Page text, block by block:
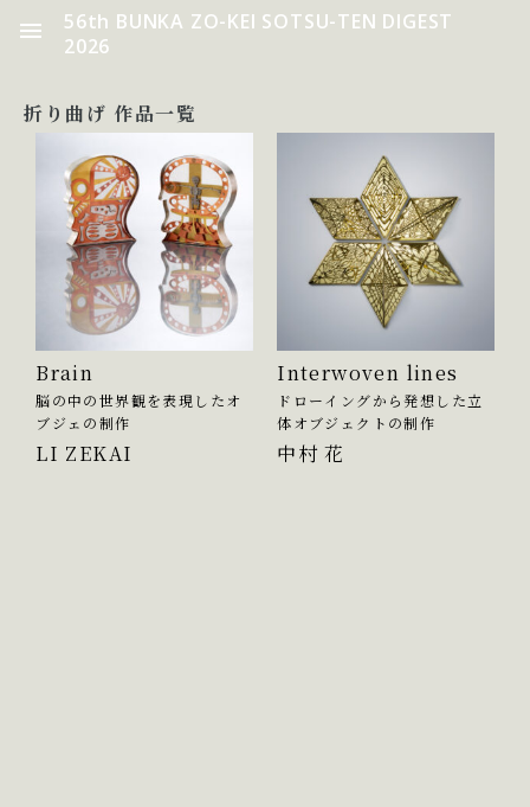
56th BUNKA ZO-KEI SOTSU-TEN DIGEST
2026
折り曲げ 作品一覧
Brain
脳の中の世界観を表現したオ
ブジェの制作
LI ZEKAI
Interwoven lines
ドローイングから発想した立
体オブジェクトの制作
中村 花